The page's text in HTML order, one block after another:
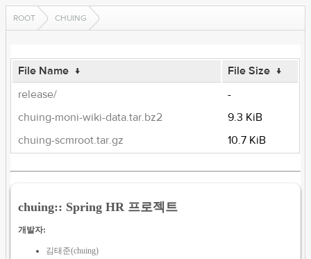
ROOT CHUING
File Name ↓ File Size ↓
release/
-
chuing-moni-wiki-data.tar.bz2
9.3 KiB
chuing-scmroot.tar.gz
10.7 KiB
chuing:: Spring HR 프로젝트
개발자:
김태준(chuing)